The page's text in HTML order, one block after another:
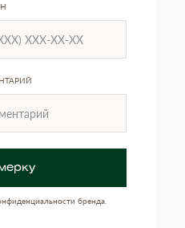
бренда.